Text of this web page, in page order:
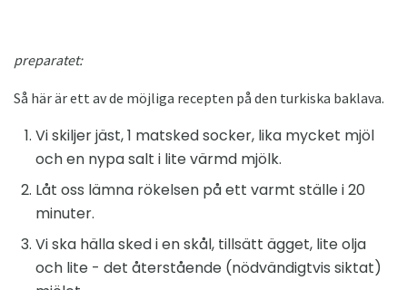
preparatet:
Så här är ett av de möjliga recepten på den turkiska baklava.
Vi skiljer jäst, 1 matsked socker, lika mycket mjöl
och en nypa salt i lite värmd mjölk.
Låt oss lämna rökelsen på ett varmt ställe i 20
minuter.
Vi ska hälla sked i en skål, tillsätt ägget, lite olja
och lite - det återstående (nödvändigtvis siktat)